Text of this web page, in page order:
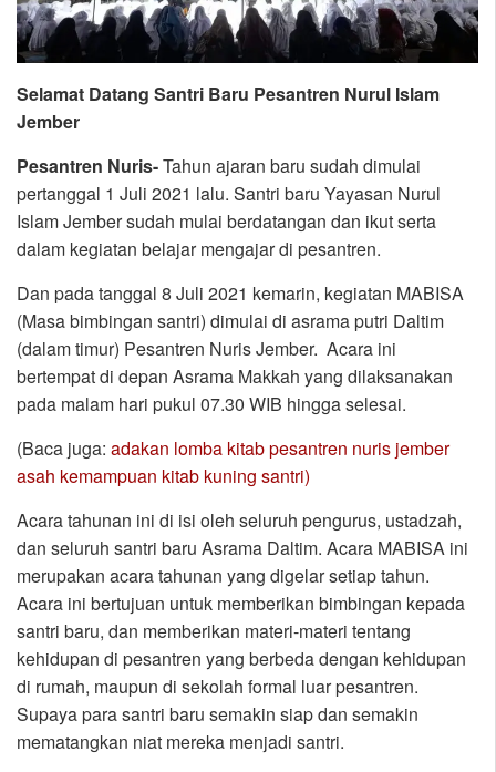
Selamat Datang Santri Baru Pesantren Nurul Islam
Jember
Pesantren Nuris-Tahun ajaran baru sudah dimulai
pertanggal 1 Juli 2021 lalu. Santri baru Yayasan Nurul
Islam Jember sudah mulai berdatangan dan ikut serta
dalam kegiatan belajar mengajar di pesantren.
Dan pada tanggal 8 Juli 2021 kemarin, kegiatan MABISA
(Masa bimbingan santri) dimulai di asrama putri Daltim
(dalam timur) Pesantren Nuris Jember. Acara ini
bertempat di depan Asrama Makkah yang dilaksanakan
pada malam hari pukul 07.30 WIB hingga selesai.
(Baca juga: adakan lomba kitab pesantren nuris jember
asah kemampuan kitab kuning santri)
Acara tahunan ini di isi oleh seluruh pengurus, ustadzah,
dan seluruh santri baru Asrama Daltim. Acara MABISA ini
merupakan acara tahunan yang digelar setiap tahun.
Acara ini bertujuan untuk memberikan bimbingan kepada
santri baru, dan memberikan materi-materi tentang
kehidupan di pesantren yang berbeda dengan kehidupan
di rumah, maupun di sekolah formal luar pesantren.
Supaya para santri baru semakin siap dan semakin
mematangkan niat mereka menjadi santri.